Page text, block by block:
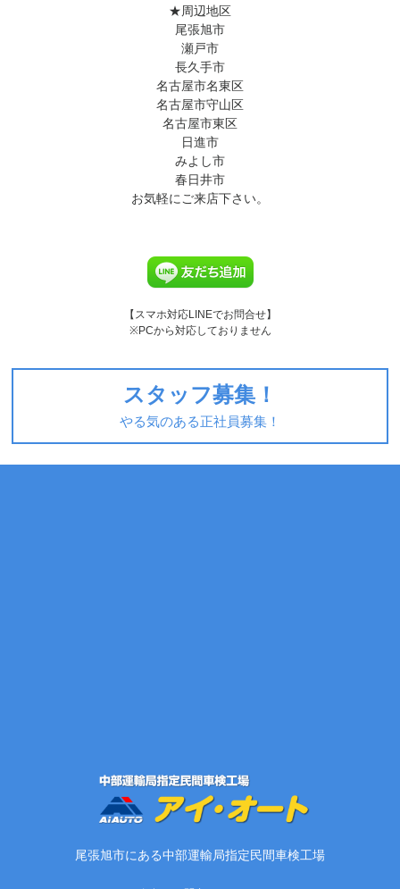
★周辺地区
尾張旭市
瀬戸市
長久手市
名古屋市名東区
名古屋市守山区
名古屋市東区
日進市
みよし市
春日井市
お気軽にご来店下さい。
【スマホ対応LINEでお問合せ】
※PCから対応しておりません
スタッフ募集！
やる気のある正社員募集！
尾張旭市にある中部運輸局指定民間車検工場